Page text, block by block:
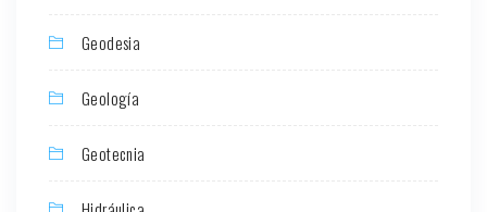
Geodesia
Geología
Geotecnia